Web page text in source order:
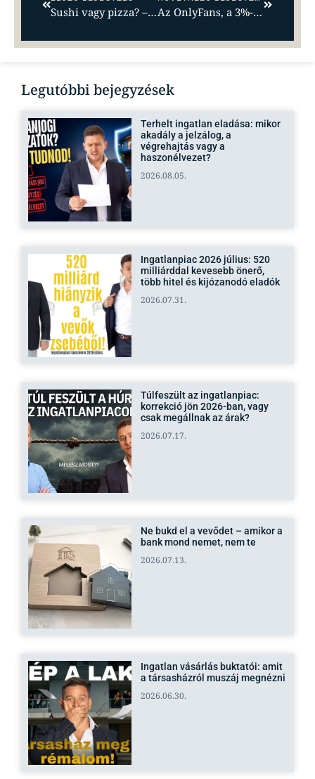
Sushi vagy pizza? – Hol érdemes külföldön ingatlant venni 2025-ben Az OnlyFans, a 3%-os hitel és a túlárazott panelek: merre tart az ingatlanpiac 2025-ben?
Legutóbbi bejegyzések
Terhelt ingatlan eladása: mikor
akadály a jelzálog, a
végrehajtás vagy a
haszonélvezet?
2026.08.05.
Ingatlanpiac 2026 július: 520
milliárddal kevesebb önerő,
több hitel és kijózanodó eladók
2026.07.31.
Túlfeszült az ingatlanpiac:
korrekció jön 2026-ban, vagy
csak megállnak az árak?
2026.07.17.
Ne bukd el a vevődet – amikor a
bank mond nemet, nem te
2026.07.13.
Ingatlan vásárlás buktatói: amit
a társasházról muszáj megnézni
2026.06.30.